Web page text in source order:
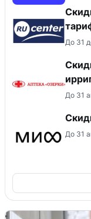
До 31
До 31
До 31